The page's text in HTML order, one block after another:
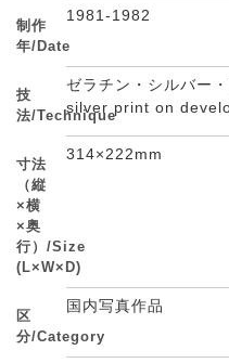
制作
年/Date
1981-1982
技
法/Technique
ゼラチン・シルバ
silver print on
寸法
（縦
×横
×奥
行）/Size
(L×W×D)
314×222mm
区
分/Category
国内写真作品